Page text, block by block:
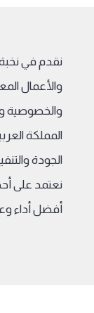
نقدم في
والأعمال
والخصوصية
المملكة
الجودة
نعتمد على
أفضل أداء